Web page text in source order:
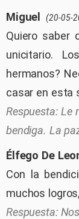
Miguel
(20-05-
Quiero saber
unicitario.
hermanos?
casar en esta
Le
bendiga. La
Élfego De
Con la
muchos